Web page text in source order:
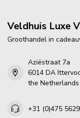
Veldhuis Luxe
Groothandel in
Aziëstraat 7a
6014 DA
the Netherlands
+31 (0)475